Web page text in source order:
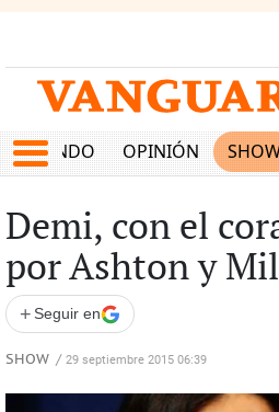
MUNDO OPINIÓN
Demi, con el
por Ashton y
+ Seguir en
SHOW / 29 septiembre 2015 06:39